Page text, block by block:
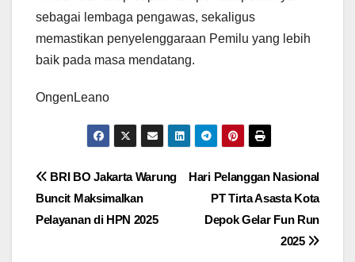
sebagai lembaga pengawas, sekaligus
memastikan penyelenggaraan Pemilu yang lebih
baik pada masa mendatang.
OngenLeano
Navigasi
pos
Hari Pelanggan Nasional
PT Tirta Asasta Kota
Depok Gelar Fun Run
2025
BRI BO Jakarta Warung
Buncit Maksimalkan
Pelayanan di HPN 2025